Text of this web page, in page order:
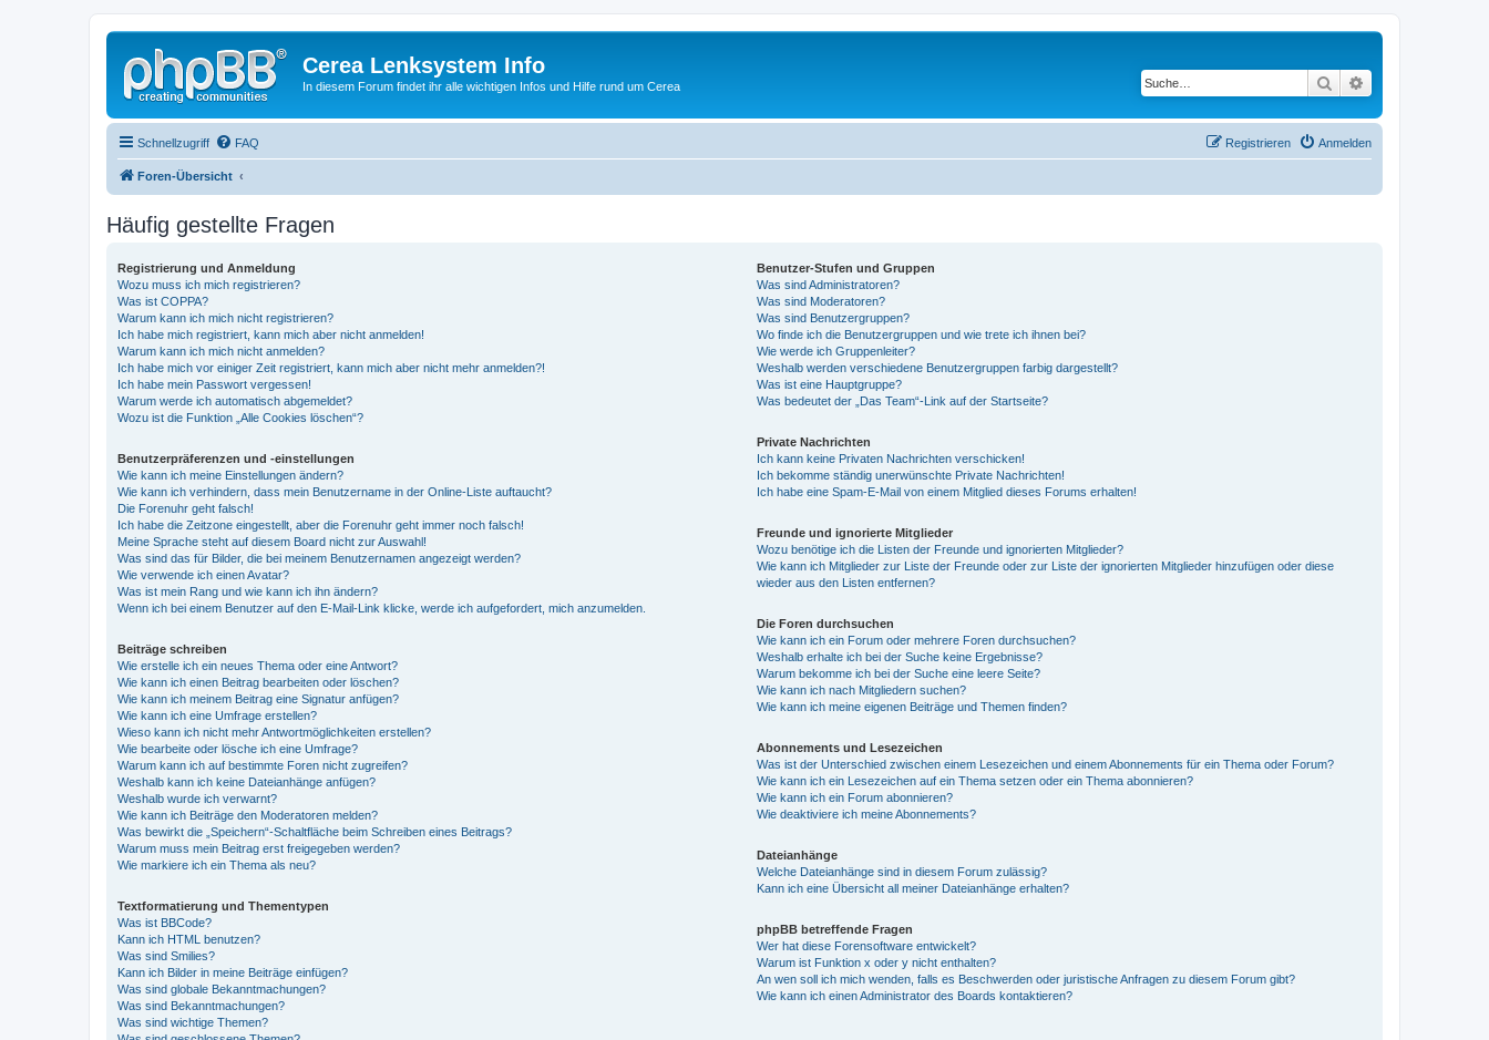
Cerea Lenksystem Info
In diesem Forum findet ihr alle wichtigen Infos und Hilfe rund um Cerea Suche
Schnellzugriff FAQ Anmelden
Registrieren
Foren-Übersicht
Häufig gestellte Fragen
Registrierung und Anmeldung
Wozu muss ich mich registrieren?
Was ist COPPA?
Warum kann ich mich nicht registrieren?
Ich habe mich registriert, kann mich aber nicht anmelden!
Warum kann ich mich nicht anmelden?
Ich habe mich vor einiger Zeit registriert, kann mich aber nicht mehr anmelden?!
Ich habe mein Passwort vergessen!
Warum werde ich automatisch abgemeldet?
Wozu ist die Funktion „Alle Cookies löschen“?
Benutzerpräferenzen und -einstellungen
Wie kann ich meine Einstellungen ändern?
Wie kann ich verhindern, dass mein Benutzername in der Online-Liste auftaucht?
Die Forenuhr geht falsch!
Ich habe die Zeitzone eingestellt, aber die Forenuhr geht immer noch falsch!
Meine Sprache steht auf diesem Board nicht zur Auswahl!
Was sind das für Bilder, die bei meinem Benutzernamen angezeigt werden?
Wie verwende ich einen Avatar?
Was ist mein Rang und wie kann ich ihn ändern?
Wenn ich bei einem Benutzer auf den E-Mail-Link klicke, werde ich aufgefordert, mich anzumelden.
Beiträge schreiben
Wie erstelle ich ein neues Thema oder eine Antwort?
Wie kann ich einen Beitrag bearbeiten oder löschen?
Wie kann ich meinem Beitrag eine Signatur anfügen?
Wie kann ich eine Umfrage erstellen?
Wieso kann ich nicht mehr Antwortmöglichkeiten erstellen?
Wie bearbeite oder lösche ich eine Umfrage?
Warum kann ich auf bestimmte Foren nicht zugreifen?
Weshalb kann ich keine Dateianhänge anfügen?
Weshalb wurde ich verwarnt?
Wie kann ich Beiträge den Moderatoren melden?
Was bewirkt die „Speichern“-Schaltfläche beim Schreiben eines Beitrags?
Warum muss mein Beitrag erst freigegeben werden?
Wie markiere ich ein Thema als neu?
Textformatierung und Thementypen
Was ist BBCode?
Kann ich HTML benutzen?
Was sind Smilies?
Kann ich Bilder in meine Beiträge einfügen?
Was sind globale Bekanntmachungen?
Was sind Bekanntmachungen?
Was sind wichtige Themen?
Benutzer-Stufen und Gruppen
Was sind Administratoren?
Was sind Moderatoren?
Was sind Benutzergruppen?
Wo finde ich die Benutzergruppen und wie trete ich ihnen bei?
Wie werde ich Gruppenleiter?
Weshalb werden verschiedene Benutzergruppen farbig dargestellt?
Was ist eine Hauptgruppe?
Was bedeutet der „Das Team“-Link auf der Startseite?
Private Nachrichten
Ich kann keine Privaten Nachrichten verschicken!
Ich bekomme ständig unerwünschte Private Nachrichten!
Ich habe eine Spam-E-Mail von einem Mitglied dieses Forums erhalten!
Freunde und ignorierte Mitglieder
Wozu benötige ich die Listen der Freunde und ignorierten Mitglieder?
Wie kann ich Mitglieder zur Liste der Freunde oder zur Liste der ignorierten Mitglieder hinzufügen oder diese
wieder aus den Listen entfernen?
Die Foren durchsuchen
Wie kann ich ein Forum oder mehrere Foren durchsuchen?
Weshalb erhalte ich bei der Suche keine Ergebnisse?
Warum bekomme ich bei der Suche eine leere Seite?
Wie kann ich nach Mitgliedern suchen?
Wie kann ich meine eigenen Beiträge und Themen finden?
Abonnements und Lesezeichen
Was ist der Unterschied zwischen einem Lesezeichen und einem Abonnements für ein Thema oder Forum?
Wie kann ich ein Lesezeichen auf ein Thema setzen oder ein Thema abonnieren?
Wie kann ich ein Forum abonnieren?
Wie deaktiviere ich meine Abonnements?
Dateianhänge
Welche Dateianhänge sind in diesem Forum zulässig?
Kann ich eine Übersicht all meiner Dateianhänge erhalten?
phpBB betreffende Fragen
Wer hat diese Forensoftware entwickelt?
Warum ist Funktion x oder y nicht enthalten?
An wen soll ich mich wenden, falls es Beschwerden oder juristische Anfragen zu diesem Forum gibt?
Wie kann ich einen Administrator des Boards kontaktieren?